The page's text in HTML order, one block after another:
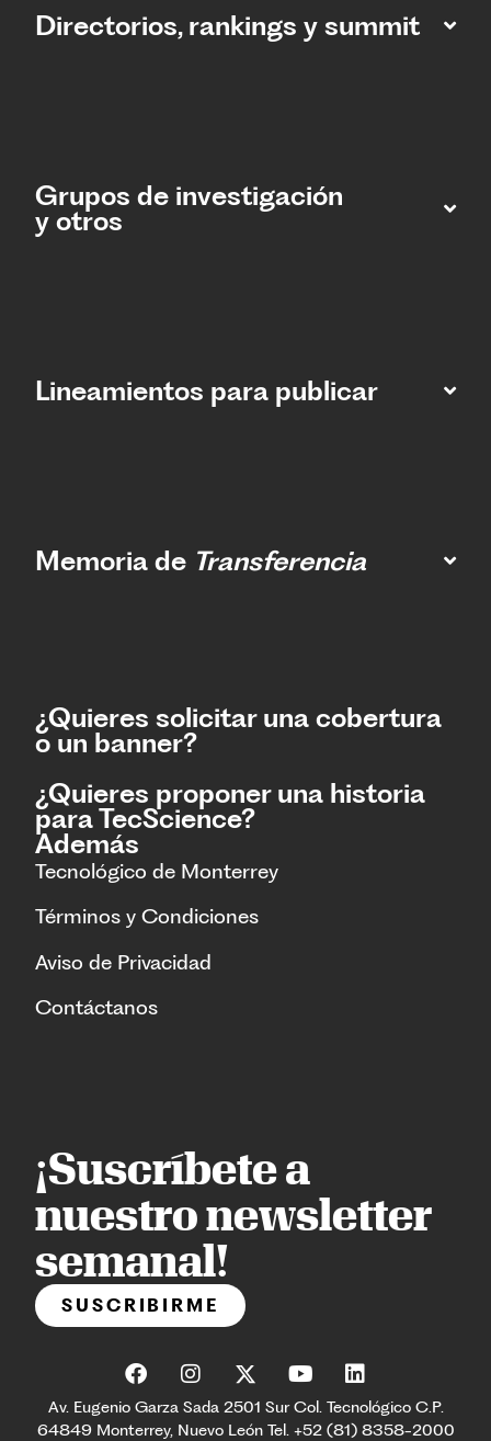
Directorios, rankings y summit
Grupos de investigación
y otros
Lineamientos para publicar
Memoria de Transferencia
¿Quieres solicitar una cobertura
o un banner?
¿Quieres proponer una historia
para TecScience?
Además
Tecnológico de Monterrey
Términos y Condiciones
Aviso de Privacidad
Contáctanos
¡Suscríbete a
nuestro newsletter
semanal!
SUSCRIBIRME
Av. Eugenio Garza Sada 2501 Sur Col. Tecnológico C.P.
64849 Monterrey, Nuevo León Tel. +52 (81) 8358-2000